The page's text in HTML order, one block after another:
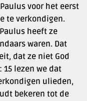
voor het eerst
te verkondigen.
heeft ze
waren. Dat
dat ze niet God
15 lezen we dat
ulieden,
bekeren tot de